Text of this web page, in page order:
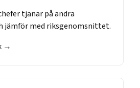
tjänar på andra
jämför med riksgenomsnittet.
→